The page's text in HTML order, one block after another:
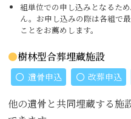
組単位での申し込みとなるた
ん。お申し込みの際は各組で
ことをお薦めします。
樹林型合葬埋蔵施設
遺骨申込 改葬申込
他の遺骨と共同埋蔵する施